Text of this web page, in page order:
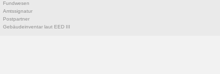
Fundwesen
Amtssignatur
Postpartner
Gebäudeinventar laut EED III